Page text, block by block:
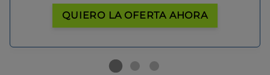
QUIERO LA OFERTA AHORA